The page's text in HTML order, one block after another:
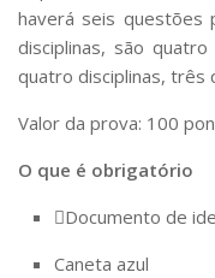
haverá seis questões
disciplinas, são
quatro disciplinas, três
Valor da prova: 100
O que é obrigatório
Documento de
Caneta azul